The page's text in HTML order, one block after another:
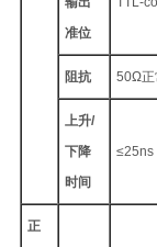
准位
阻抗 50Ω正
上升/
下降
时间
≤25ns
正